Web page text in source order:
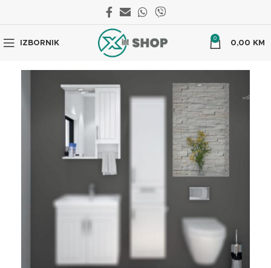
IZBORNIK
0
0,00 KM